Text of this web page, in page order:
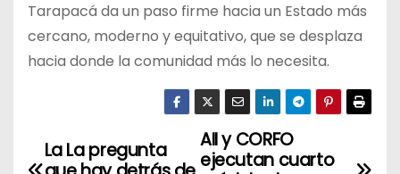
Tarapacá da un paso firme hacia un Estado más
cercano, moderno y equitativo, que se desplaza
hacia donde la comunidad más lo necesita.
N
AII y CORFO
ejecutan cuarto
La La pregunta